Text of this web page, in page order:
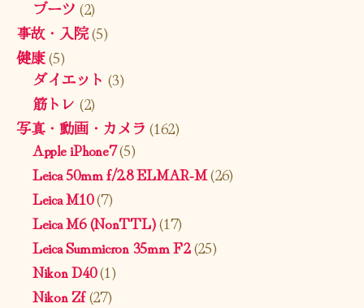
ブーツ (2)
事故・入院(5)
健康(5)
ダイエット (3)
筋トレ (2)
写真・動画・カメラ (162)
Apple iPhone7(5)
Leica 50mm f/2.8 ELMAR-M(26)
Leica M10(7)
Leica M6 (NonTTL)(17)
Leica Summicron 35mm F2(25)
Nikon D40(1)
Nikon Zf(27)